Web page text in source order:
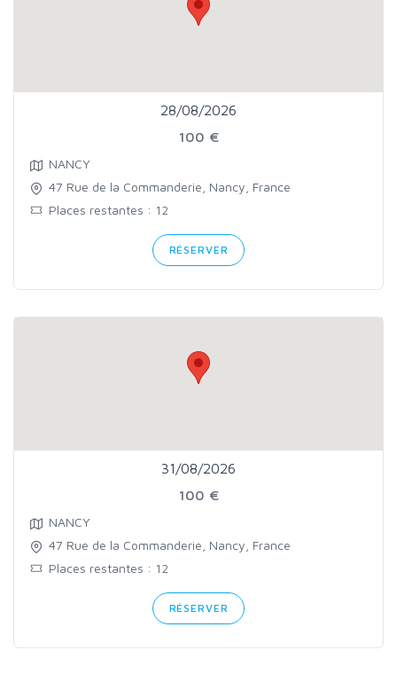
28/08/2026
100 €
NANCY
47 Rue de la Commanderie, Nancy, France
Places restantes : 12
RÉSERVER
31/08/2026
100 €
NANCY
47 Rue de la Commanderie, Nancy, France
Places restantes : 12
RÉSERVER